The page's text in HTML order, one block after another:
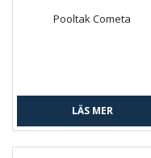
Pooltak Cometa
LÄS MER